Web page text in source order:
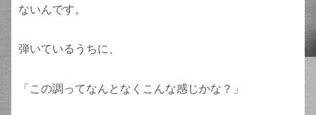
ないんです。
弾いているうちに、
「この調ってなんとなくこんな感じかな？」